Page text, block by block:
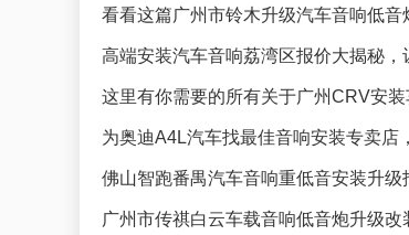
看看这篇广州市铃木升级汽车音响低音
高端安装汽车音响荔湾区报价大揭秘
这里有你需要的所有关于广州CRV安装
为奥迪A4L汽车找最佳音响安装专卖店
佛山智跑番禺汽车音响重低音安装升级
广州市传祺白云车载音响低音炮升级改